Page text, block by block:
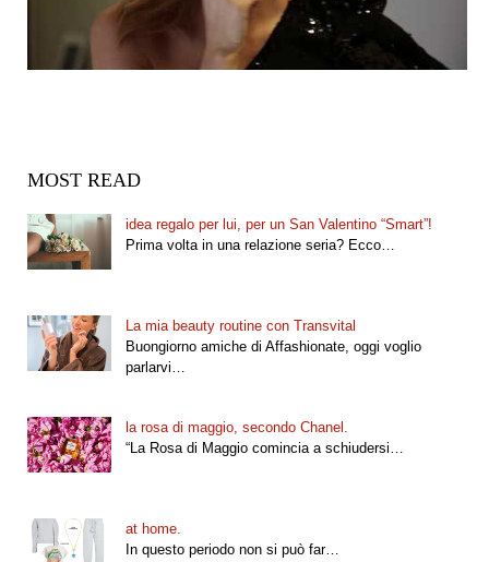
MOST READ
idea regalo per lui, per un San Valentino “Smart”!
Prima volta in una relazione seria? Ecco…
La mia beauty routine con Transvital
Buongiorno amiche di Affashionate, oggi voglio
parlarvi…
la rosa di maggio, secondo Chanel.
“La Rosa di Maggio comincia a schiudersi…
at home.
In questo periodo non si può far…